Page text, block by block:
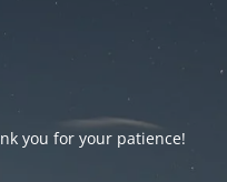
you for your patience!